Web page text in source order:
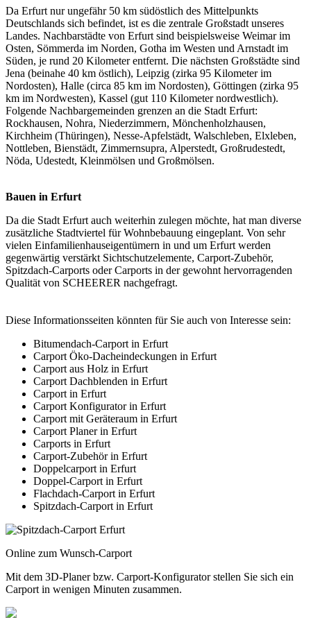
Da Erfurt nur ungefähr 50 km südöstlich des Mittelpunkts
Deutschlands sich befindet, ist es die zentrale Großstadt unseres
Landes. Nachbarstädte von Erfurt sind beispielsweise Weimar im
Osten, Sömmerda im Norden, Gotha im Westen und Arnstadt im
Süden, je rund 20 Kilometer entfernt. Die nächsten Großstädte sind
Jena (beinahe 40 km östlich), Leipzig (zirka 95 Kilometer im
Nordosten), Halle (circa 85 km im Nordosten), Göttingen (zirka 95
km im Nordwesten), Kassel (gut 110 Kilometer nordwestlich).
Folgende Nachbargemeinden grenzen an die Stadt Erfurt:
Rockhausen, Nohra, Niederzimmern, Mönchenholzhausen,
Kirchheim (Thüringen), Nesse-Apfelstädt, Walschleben, Elxleben,
Nottleben, Bienstädt, Zimmernsupra, Alperstedt, Großrudestedt,
Nöda, Udestedt, Kleinmölsen und Großmölsen.
Bauen in Erfurt
Da die Stadt Erfurt auch weiterhin zulegen möchte, hat man diverse
zusätzliche Stadtviertel für Wohnbebauung eingeplant. Von sehr
vielen Einfamilienhauseigentümern in und um Erfurt werden
gegenwärtig verstärkt Sichtschutzelemente, Carport-Zubehör,
Spitzdach-Carports oder Carports in der gewohnt hervorragenden
Qualität von SCHEERER nachgefragt.
Diese Informationsseiten könnten für Sie auch von Interesse sein:
Bitumendach-Carport in Erfurt
Carport Öko-Dacheindeckungen in Erfurt
Carport aus Holz in Erfurt
Carport Dachblenden in Erfurt
Carport in Erfurt
Carport Konfigurator in Erfurt
Carport mit Geräteraum in Erfurt
Carport Planer in Erfurt
Carports in Erfurt
Carport-Zubehör in Erfurt
Doppelcarport in Erfurt
Doppel-Carport in Erfurt
Flachdach-Carport in Erfurt
Spitzdach-Carport in Erfurt
Online zum Wunsch-Carport
Mit dem 3D-Planerbzw. Carport-Konfiguratorstellen Sie sich ein
Carport in wenigen Minuten zusammen.